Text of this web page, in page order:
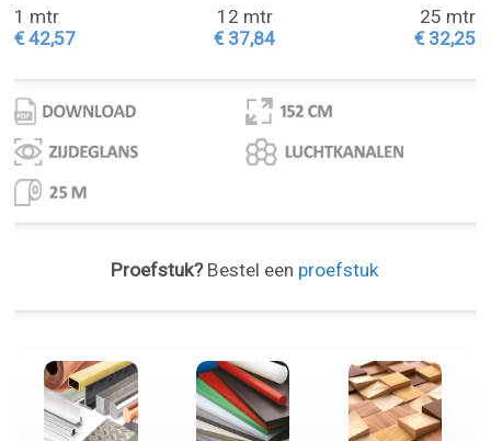
1 mtr
€ 42,57
12 mtr
€ 37,84
25 mtr
€ 32,25
Proefstuk?Bestel een proefstuk